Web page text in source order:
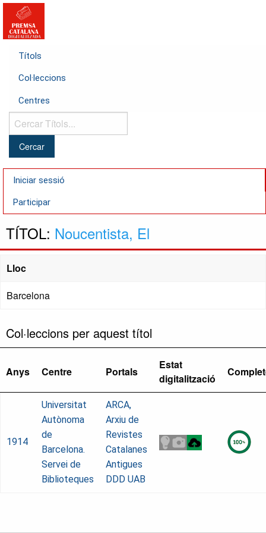
Títols
Col·leccions
Centres
Cercar
Títols...
Iniciar sessió
Participar
TÍTOL: Noucentista, El
Lloc
Barcelona
Col·leccions per aquest títol
Anys Centre Portals
Estat
digitalització
1914
Universitat
Autònoma
de
Barcelona.
Servei de
Biblioteques
ARCA,
Arxiu de
Revistes
Catalanes
Antigues
DDD UAB